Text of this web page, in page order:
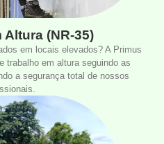
Altura (NR-35)
em locais elevados? A Primus
trabalho em altura seguindo as
a segurança total de nossos